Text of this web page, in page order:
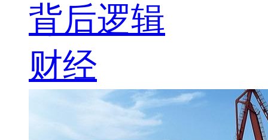
背后逻辑
财经